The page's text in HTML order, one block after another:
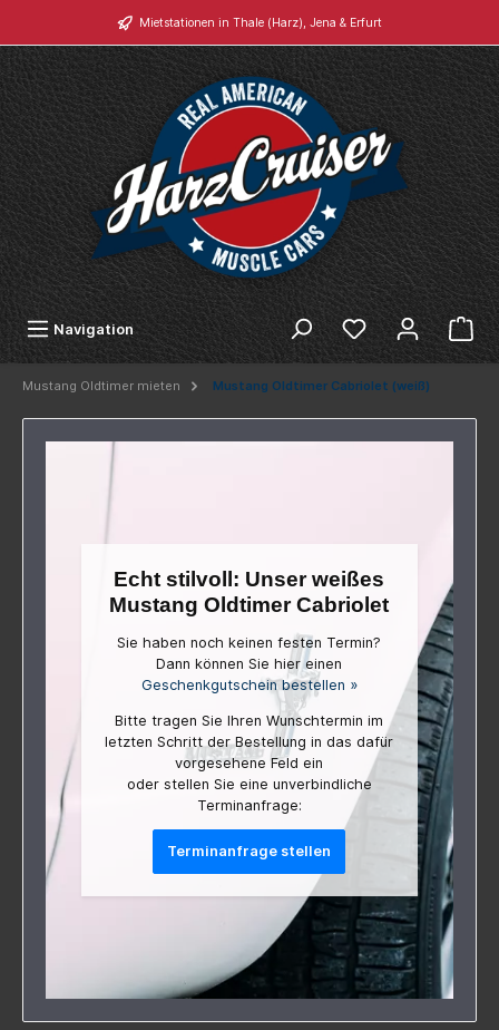
Mietstationen in Thale (Harz), Jena & Erfurt
Navigation
Mustang Oldtimer mieten Mustang Oldtimer Cabriolet (weiß)
Echt stilvoll: Unser weißes
Mustang Oldtimer Cabriolet
Sie haben noch keinen festen Termin?
Dann können Sie hier einen
Geschenkgutschein bestellen »
Bitte tragen Sie Ihren Wunschtermin im
letzten Schritt der Bestellung in das dafür
vorgesehene Feld ein
oder stellen Sie eine unverbindliche
Terminanfrage:
Terminanfrage stellen